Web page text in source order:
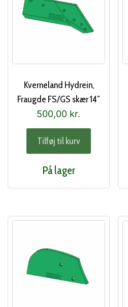
Kverneland Hydrein,
Fraugde FS/GS skær 14″
højre
500,00 kr.
Tilføj til kurv
På lager